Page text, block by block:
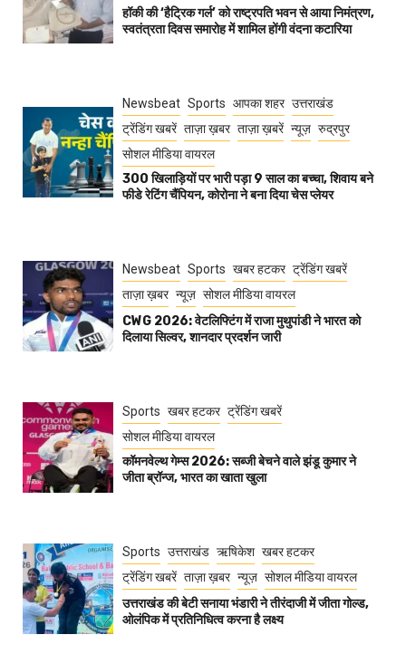
हॉकी की ‘हैट्रिक गर्ल’ को राष्ट्रपति भवन से आया निमंत्रण,
स्वतंत्रता दिवस समारोह में शामिल होंगी वंदना कटारिया
Newsbeat Sports आपका शहर उत्तराखंड
ट्रेंडिंग खबरें ताज़ा ख़बर ताज़ा ख़बरें न्यूज़ रुद्रपुर
सोशल मीडिया वायरल
300 खिलाड़ियों पर भारी पड़ा 9 साल का बच्चा, शिवाय बने
फीडे रेटिंग चैंपियन, कोरोना ने बना दिया चेस प्लेयर
Newsbeat Sports खबर हटकर ट्रेंडिंग खबरें
ताज़ा ख़बर न्यूज़ सोशल मीडिया वायरल
CWG 2026: वेटलिफ्टिंग में राजा मुथुपांडी ने भारत को
दिलाया सिल्वर, शानदार प्रदर्शन जारी
Sports खबर हटकर ट्रेंडिंग खबरें
सोशल मीडिया वायरल
कॉमनवेल्थ गेम्स 2026: सब्जी बेचने वाले झंडू कुमार ने
जीता ब्रॉन्ज, भारत का खाता खुला
Sports उत्तराखंड ऋषिकेश खबर हटकर
ट्रेंडिंग खबरें ताज़ा ख़बर न्यूज़ सोशल मीडिया वायरल
उत्तराखंड की बेटी सनाया भंडारी ने तीरंदाजी में जीता गोल्ड,
ओलंपिक में प्रतिनिधित्व करना है लक्ष्य